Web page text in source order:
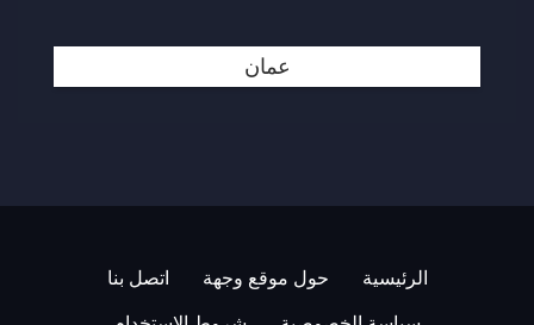
عمان
الرئيسية حول موقع وجهة اتصل بنا